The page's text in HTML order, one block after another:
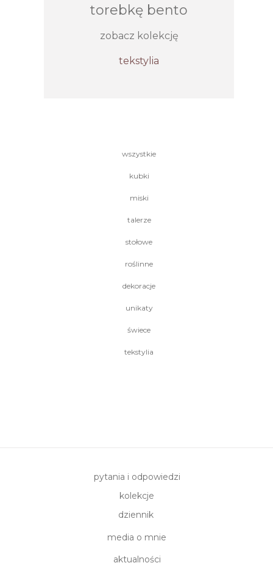
torebkę bento
zobacz kolekcję
tekstylia
wszystkie
kubki
miski
talerze
stołowe
roślinne
dekoracje
unikaty
świece
tekstylia
media o mnie
aktualności
pytania i odpowiedzi
kolekcje
dziennik